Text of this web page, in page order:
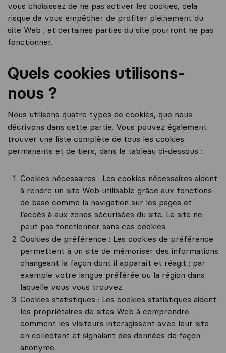
vous choisissez de ne pas activer les cookies, cela
risque de vous empêcher de profiter pleinement du
site Web ; et certaines parties du site pourront ne pas
fonctionner.
Quels cookies utilisons-
nous ?
Nous utilisons quatre types de cookies, que nous
décrivons dans cette partie. Vous pouvez également
trouver une liste complète de tous les cookies
permanents et de tiers, dans le tableau ci-dessous :
Cookies nécessaires : Les cookies nécessaires aident
à rendre un site Web utilisable grâce aux fonctions
de base comme la navigation sur les pages et
l’accès à aux zones sécurisées du site. Le site ne
peut pas fonctionner sans ces cookies.
Cookies de préférence : Les cookies de préférence
permettent à un site de mémoriser des informations
changeant la façon dont il apparaît et réagit ; par
exemple votre langue préférée ou la région dans
laquelle vous vous trouvez.
Cookies statistiques : Les cookies statistiques aident
les propriétaires de sites Web à comprendre
comment les visiteurs interagissent avec leur site
en collectant et signalant des données de façon
anonyme.